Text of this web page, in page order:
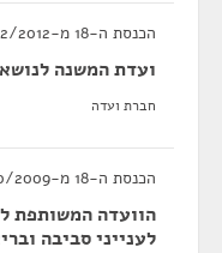
הכנסת ה-18 מ-09/02/2012 עד 05/02/2013
ועדת המשנה
חברת ועדה
הכנסת ה-18 מ-27/10/2009 עד 05/02/2013
הוועדה המשותפת
לענייני סביבה